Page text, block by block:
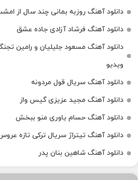
دانلود آهنگ روزبه بمانی چند سال از
دانلود آهنگ فرشاد آزادی جاده عشق
ویدیو
دانلود آهنگ سریال قول مردونه
دانلود آهنگ مجید عزیزی گیس واز
دانلود آهنگ حسام یاوری منو ببخش
دانلود آهنگ تیتراژ سریال ترکی تازه
دانلود آهنگ شاهین بنان پدر